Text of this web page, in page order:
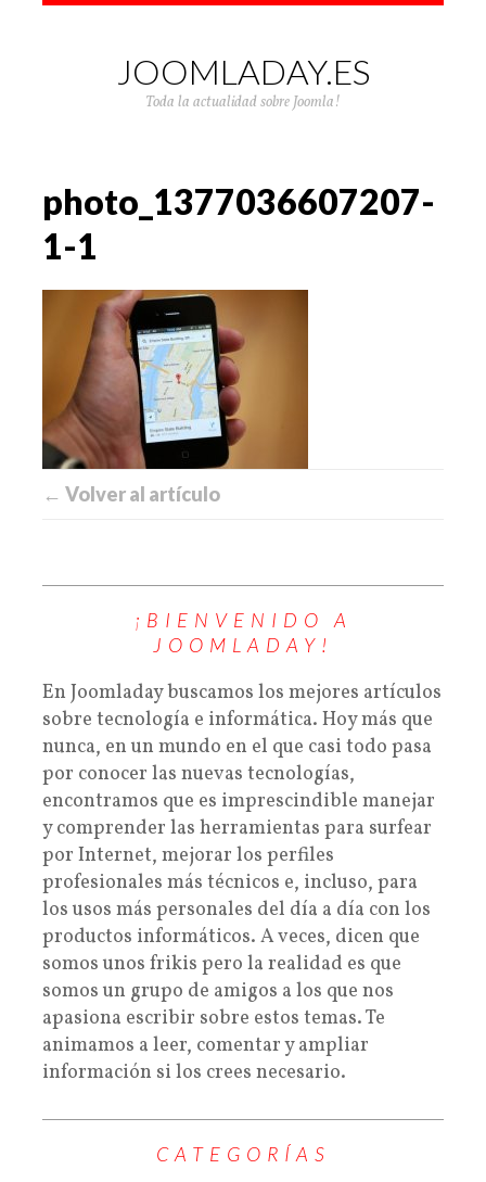
JOOMLADAY.ES
Toda la actualidad sobre Joomla!
photo_1377036607207-
1-1
← Volver al artículo
¡BIENVENIDO A
JOOMLADAY!
En Joomladay buscamos los mejores artículos
sobre tecnología e informática. Hoy más que
nunca, en un mundo en el que casi todo pasa
por conocer las nuevas tecnologías,
encontramos que es imprescindible manejar
y comprender las herramientas para surfear
por Internet, mejorar los perfiles
profesionales más técnicos e, incluso, para
los usos más personales del día a día con los
productos informáticos. A veces, dicen que
somos unos frikis pero la realidad es que
somos un grupo de amigos a los que nos
apasiona escribir sobre estos temas. Te
animamos a leer, comentar y ampliar
información si los crees necesario.
CATEGORÍAS